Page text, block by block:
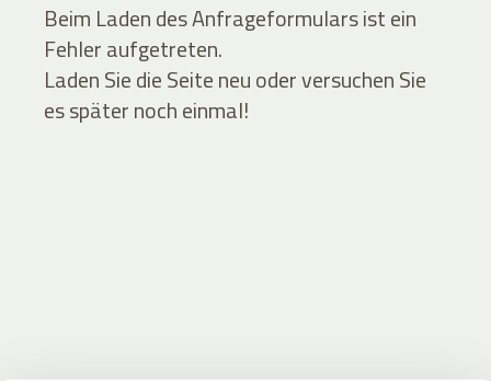
Beim Laden des Anfrageformulars ist ein
Fehler aufgetreten.
Laden Sie die Seite neu oder versuchen Sie
es später noch einmal!